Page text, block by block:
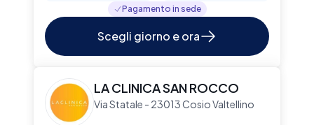
Pagamento in sede
Scegli giorno e ora
LA CLINICA SAN ROCCO
Via Statale - 23013 Cosio Valtellino